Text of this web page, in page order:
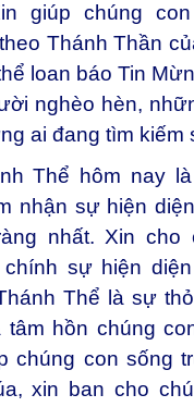
giúp chúng
Thánh Thần
loan báo Tin
nghèo hèn,
ai đang tìm kiếm
Thể hôm nay
nhận sự hiện
nhất. Xin cho
sự hiện
Thể là sự
tâm hồn chúng
chúng con sống
xin ban cho